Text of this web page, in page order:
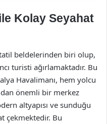
Kolay Seyahat
beldelerinden biri olup,
turisti ağırlamaktadır. Bu
Havalimanı, hem yolcu
önemli bir merkez
altyapısı ve sunduğu
çekmektedir. Bu